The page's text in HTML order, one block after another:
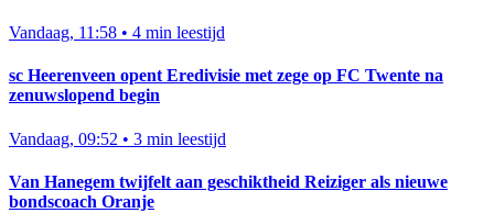
Vandaag, 11:58 • 4 min leestijd
sc Heerenveen opent Eredivisie met zege op FC Twente na
zenuwslopend begin
Vandaag, 09:52 • 3 min leestijd
Van Hanegem twijfelt aan geschiktheid Reiziger als nieuwe
bondscoach Oranje